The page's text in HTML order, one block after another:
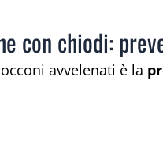
con chiodi:
avvelenati è la